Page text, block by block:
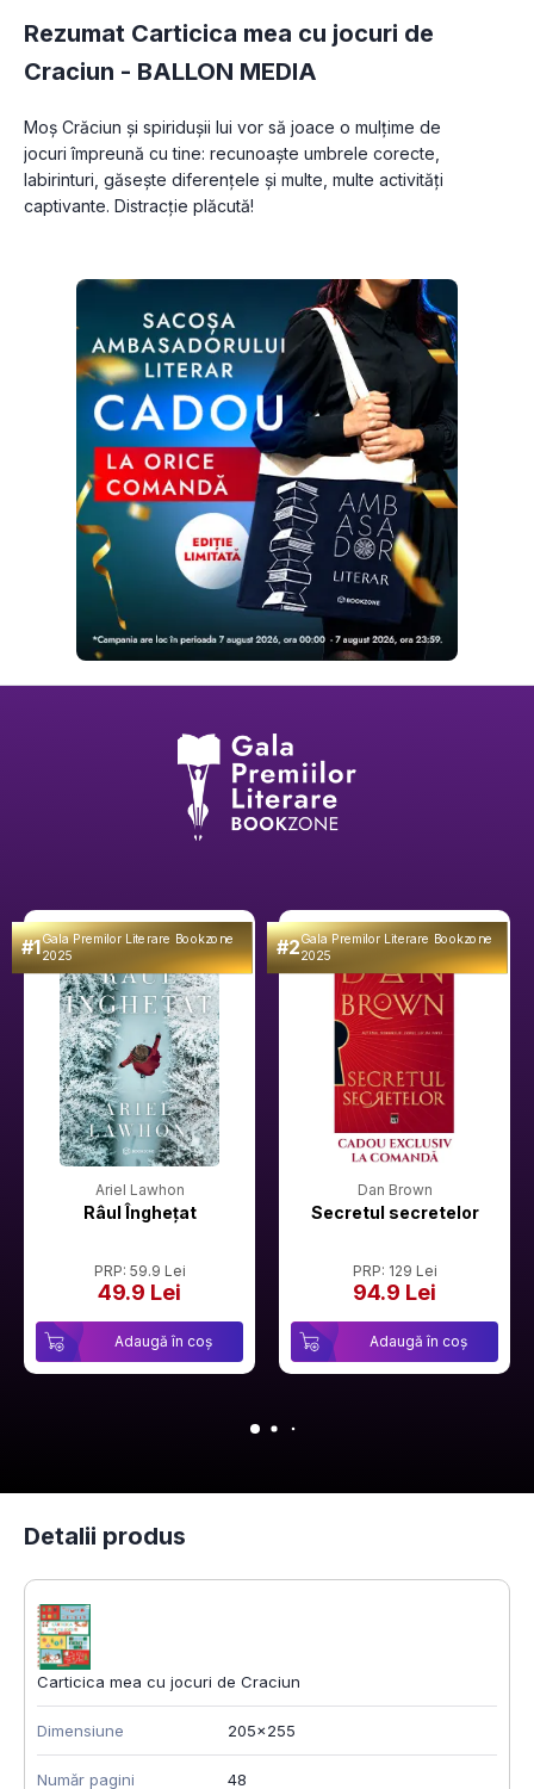
Rezumat Carticica mea cu jocuri de
Craciun - BALLON MEDIA
Moș Crăciun și spiridușii lui vor să joace o mulțime de
jocuri împreună cu tine: recunoaște umbrele corecte,
labirinturi, găsește diferențele și multe, multe activități
captivante. Distracție plăcută!
#1Gala Premilor Literare Bookzone
2025
Ariel Lawhon
Râul Înghețat
PRP: 59.9 Lei
49.9 Lei
Adaugă în coș
#2Gala Premilor Literare Bookzone
2025
Dan Brown
Secretul secretelor
PRP: 129 Lei
94.9 Lei
Adaugă în coș
Detalii produs
Carticica mea cu jocuri de Craciun
Dimensiune 205x255
Număr pagini 48